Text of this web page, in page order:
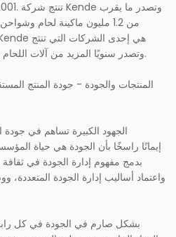
من 1.2 مليون ماكينة لحام
وتصدر سنويًا المزيد من آلات اللحام والشواحن والسخانات في العالم.
المنتجات والجودة - جودة المنتج
الجهود الكبيرة تساهم في جودة
واعتماد أساليب إدارة الجودة المتعددة،